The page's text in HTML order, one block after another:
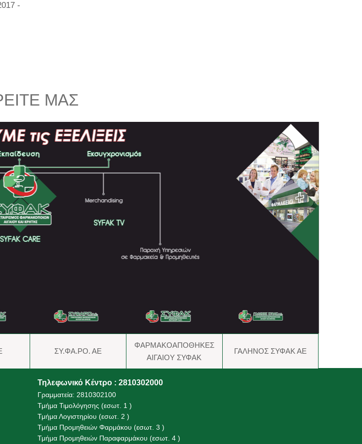
-
ΜΑΣ
ΣΥ.ΦΑ.ΡΟ. ΑΕ
ΦΑΡΜΑΚΟΑΠΟΘΗΚΕΣ
ΑΙΓΑΙΟΥ ΣΥΦΑΚ
ΓΑΛΗΝΟΣ ΣΥΦΑΚ ΑΕ
Τηλεφωνικό Κέντρο : 2810302000
Γραμματεία: 2810302100
Τμήμα Τιμολόγησης (εσωτ. 1 )
Τμήμα Λογιστηρίου (εσωτ. 2 )
Τμήμα Προμηθειών Φαρμάκου (εσωτ. 3 )
Τμήμα Προμηθειών Παραφαρμάκου (εσωτ. 4 )